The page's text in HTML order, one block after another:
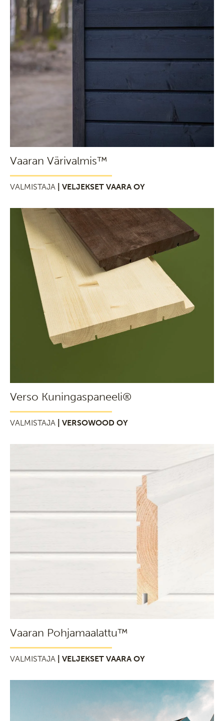
Vaaran Värivalmis™
VALMISTAJA | VELJEKSET VAARA OY
Verso Kuningaspaneeli®
VALMISTAJA | VERSOWOOD OY
Vaaran Pohjamaalattu™
VALMISTAJA | VELJEKSET VAARA OY